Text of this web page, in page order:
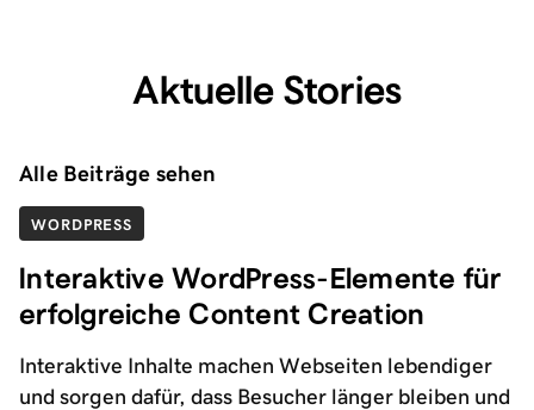
Aktuelle Stories
Alle Beiträge sehen
WORDPRESS
Interaktive WordPress-Elemente für
erfolgreiche Content Creation
Interaktive Inhalte machen Webseiten lebendiger
und sorgen dafür, dass Besucher länger bleiben und